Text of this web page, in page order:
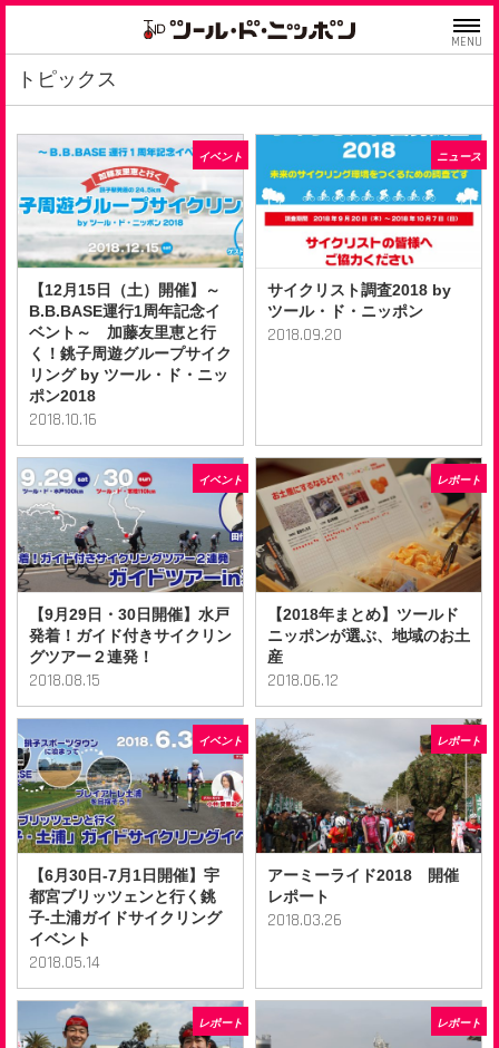
MENU
トピックス
イベント
【12月15日（土）開催】～
B.B.BASE運行1周年記念イ
ベント～ 加藤友里恵と行
く！銚子周遊グループサイク
リング by ツール・ド・ニッ
ポン2018
2018.10.16
ニュース
サイクリスト調査2018 by
ツール・ド・ニッポン
2018.09.20
イベント
【9月29日・30日開催】水戸
発着！ガイド付きサイクリン
グツアー２連発！
2018.08.15
レポート
【2018年まとめ】ツールド
ニッポンが選ぶ、地域のお土
産
2018.06.12
イベント
【6月30日-7月1日開催】宇
都宮ブリッツェンと行く銚
子-土浦ガイドサイクリング
イベント
2018.05.14
レポート
アーミーライド2018 開催
レポート
2018.03.26
レポート レポート